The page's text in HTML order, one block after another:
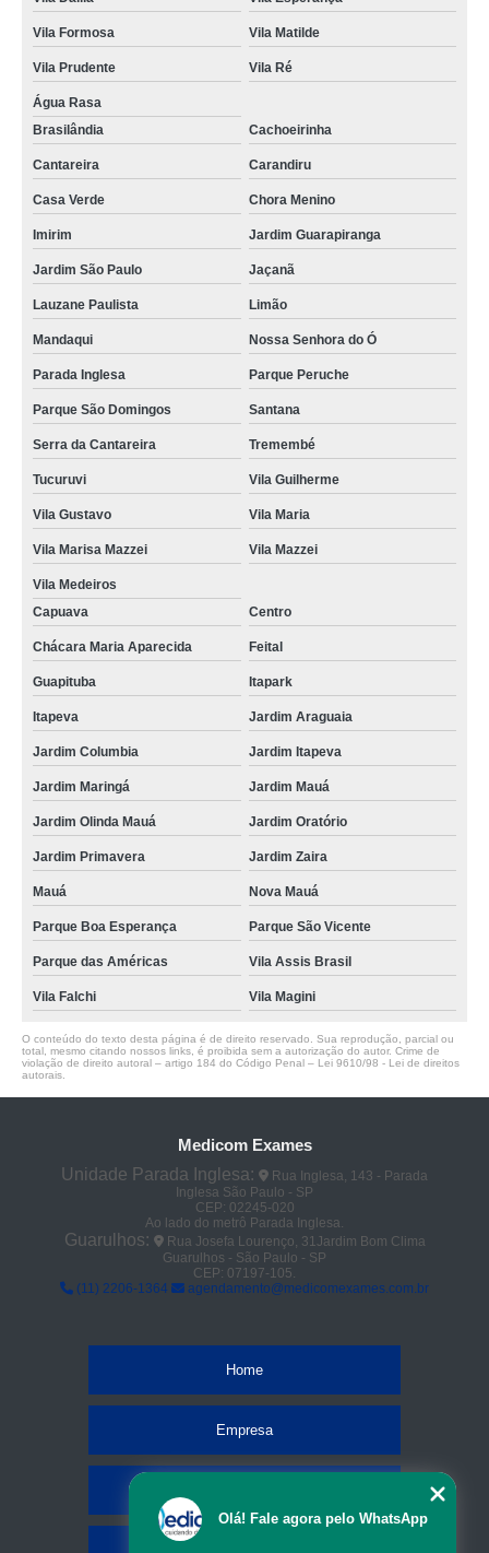
Vila Formosa Vila Matilde
Vila Prudente Vila Ré
Água Rasa
Brasilândia
Cachoeirinha
Cantareira Carandiru
Casa Verde Chora Menino
Imirim Jardim Guarapiranga
Jardim São Paulo Jaçanã
Lauzane Paulista Limão
Mandaqui Nossa Senhora do Ó
Parada Inglesa Parque Peruche
Parque São Domingos Santana
Serra da Cantareira Tremembé
Tucuruvi Vila Guilherme
Vila Gustavo Vila Maria
Vila Marisa Mazzei Vila Mazzei
Vila Medeiros
Capuava
Centro
Chácara Maria Aparecida Feital
Guapituba Itapark
Itapeva Jardim Araguaia
Jardim Columbia Jardim Itapeva
Jardim Maringá Jardim Mauá
Jardim Olinda Mauá Jardim Oratório
Jardim Primavera Jardim Zaira
Mauá Nova Mauá
Parque Boa Esperança Parque São Vicente
Parque das Américas Vila Assis Brasil
Vila Falchi Vila Magini
O conteúdo do texto desta página é de direito reservado. Sua reprodução, parcial ou
total, mesmo citando nossos links, é proibida sem a autorização do autor. Crime de
violação de direito autoral – artigo 184 do Código Penal – Lei 9610/98 - Lei de direitos
autorais
Medicom Exames
Unidade Parada Inglesa:
Rua Inglesa, 143 - Parada
Inglesa São Paulo - SP
CEP: 02245-020
Ao lado do metrô Parada Inglesa.
Guarulhos:
Rua Josefa Lourenço, 31Jardim Bom Clima
Guarulhos - São Paulo - SP
CEP: 07197-105.
(11) 2206-1364
agendamento@medicomexames.com.br
Home
Empresa
Olá! Fale agora pelo WhatsApp